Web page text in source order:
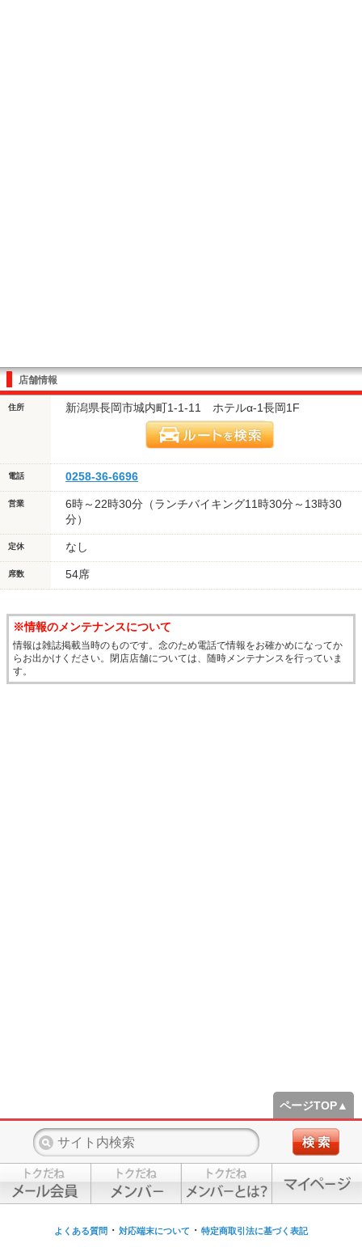
店舗情報
住所 新潟県長岡市城内町1-1-11 ホテルα-1長岡1F
電話 0258-36-6696
営業
6時～22時30分（ランチバイキング11時30分～13時30
分）
定休 なし
席数 54席
※情報のメンテナンスについて
情報は雑誌掲載当時のものです。念のため電話で情報をお確かめになってか
らお出かけください。閉店店舗については、随時メンテナンスを行っていま
す。
ページTOP▲
よくある質問 ・ 対応端末について ・ 特定商取引法に基づく表記